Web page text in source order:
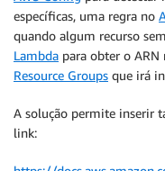
específicas, uma regra no
quando algum recurso
Lambda para obter o ARN
Resource Groups que irá
A solução permite inserir
link: